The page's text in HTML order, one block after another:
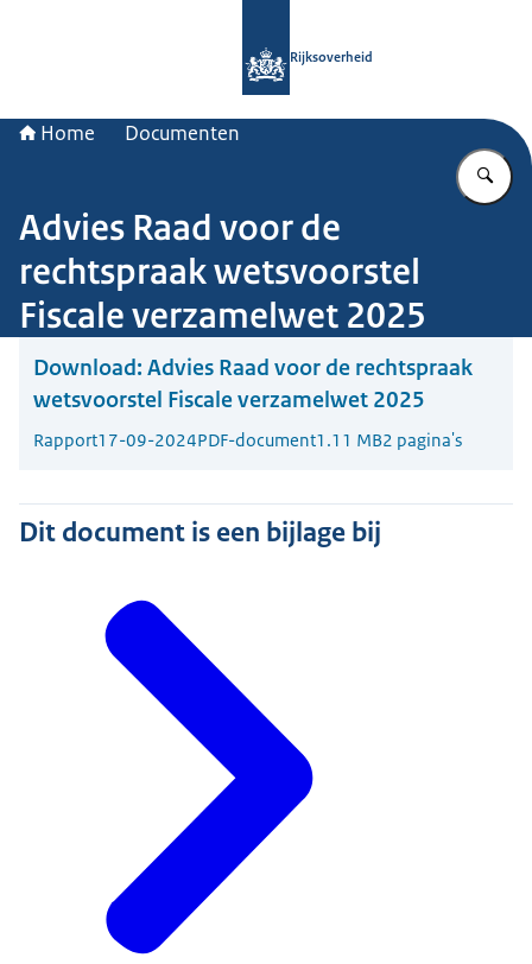
Rijksoverheid
Home Documenten
Advies Raad voor de
rechtspraak wetsvoorstel
Fiscale verzamelwet 2025
Download: Advies Raad voor de rechtspraak
wetsvoorstel Fiscale verzamelwet 2025
Rapport17-09-2024PDF-document1.11 MB2 pagina's
Dit document is een bijlage bij